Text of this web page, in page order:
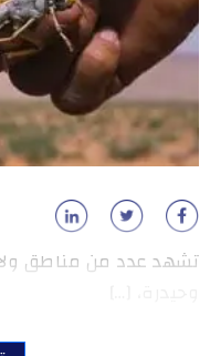
تشهد عدد من مناطق